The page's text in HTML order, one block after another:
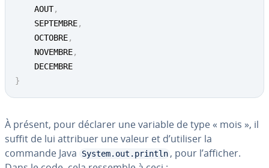
	AOUT
,
	SEPTEMBRE
,
	OCTOBRE
,
	NOVEMBRE
,
}
À présent, pour déclarer une variable de type « mois », il
suffit de lui attribuer une valeur et d’utiliser la
commande Java
System.out.println , pour l’afficher.